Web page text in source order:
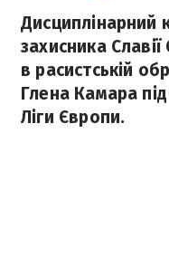
Дисциплінарний
захисника
в расистській
Глена Камара
Ліги Європи.